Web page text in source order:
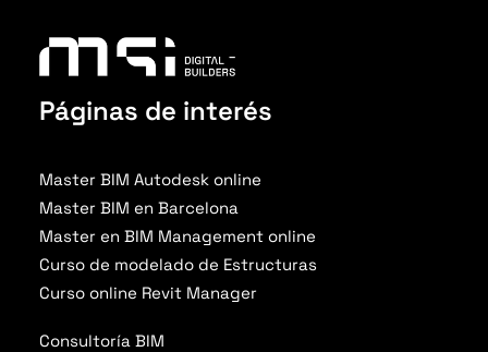
Páginas de interés
Master BIM Autodesk online
Master BIM en Barcelona
Master en BIM Management online
Curso de modelado de Estructuras
Curso online Revit Manager
Consultoría BIM